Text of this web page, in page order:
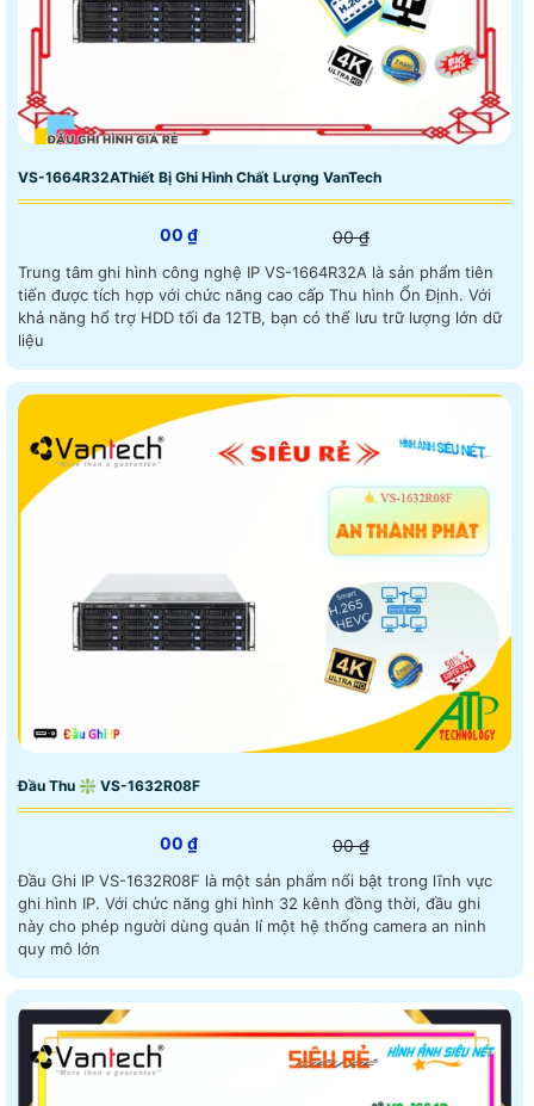
VS-1664R32AThiết Bị Ghi Hình Chất Lượng VanTech
00 ₫ 00 ₫
Trung tâm ghi hình công nghệ IP VS-1664R32A là sản phẩm tiên
tiến được tích hợp với chức năng cao cấp Thu hình Ổn Định. Với
khả năng hổ trợ HDD tối đa 12TB, bạn có thể lưu trữ lượng lớn dữ
liệu
Đầu Thu ❇ VS-1632R08F
00 ₫ 00 ₫
Đầu Ghi IP VS-1632R08F là một sản phẩm nổi bật trong lĩnh vực
ghi hình IP. Với chức năng ghi hình 32 kênh đồng thời, đầu ghi
này cho phép người dùng quản lí một hệ thống camera an ninh
quy mô lớn